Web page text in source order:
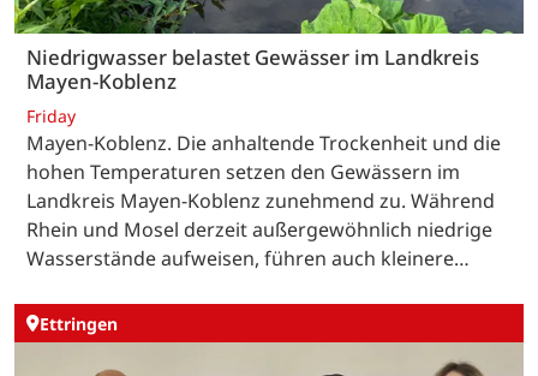
Niedrigwasser belastet Gewässer im Landkreis
Mayen-Koblenz
Friday
Mayen-Koblenz. Die anhaltende Trockenheit und die
hohen Temperaturen setzen den Gewässern im
Landkreis Mayen-Koblenz zunehmend zu. Während
Rhein und Mosel derzeit außergewöhnlich niedrige
Wasserstände aufweisen, führen auch kleinere…
Ettringen